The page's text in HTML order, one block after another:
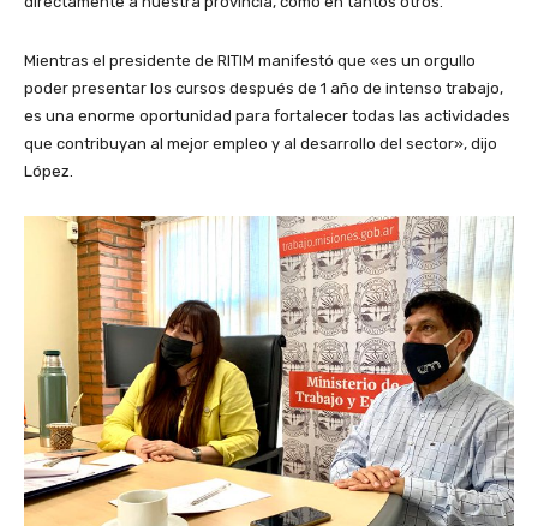
Mientras el presidente de RITIM manifestó que «es un orgullo
poder presentar los cursos después de 1 año de intenso trabajo,
es una enorme oportunidad para fortalecer todas las actividades
que contribuyan al mejor empleo y al desarrollo del sector», dijo
López.